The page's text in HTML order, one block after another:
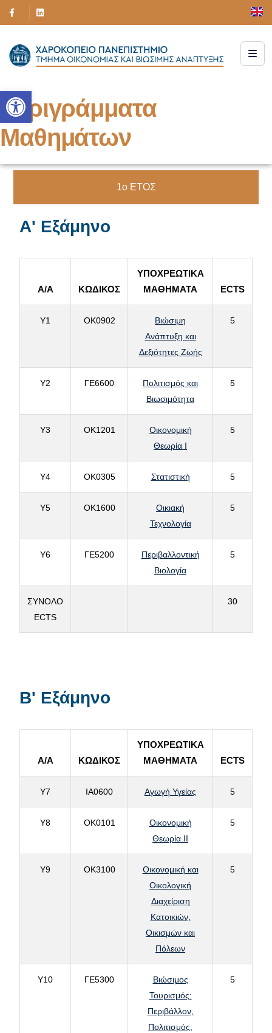
Ανοίξτε τη γραμμή εργαλείων
Περιγράμματα
Μαθημάτων
1ο ΕΤΟΣ
Α' Εξάμηνο
Α/Α ΚΩΔΙΚΟΣ
ΥΠΟΧΡΕΩΤΙΚΑ
ΜΑΘΗΜΑΤΑ
ECTS
Υ1 ΟΚ0902
Βιώσιμη
Ανάπτυξη και
Δεξιότητες Ζωής
5
Υ2 ΓΕ6600
Πολιτισμός και
Βιωσιμότητα
5
Υ3 ΟΚ1201
Οικονομική
Θεωρία Ι
5
Υ4 ΟΚ0305 Στατιστική 5
Υ5 ΟΚ1600
Οικιακή
Τεχνολογία
5
Υ6 ΓΕ5200
Περιβαλλοντική
Βιολογία
5
ΣΥΝΟΛΟ
ECTS
30
Β' Εξάμηνο
Α/Α ΚΩΔΙΚΟΣ
ΥΠΟΧΡΕΩΤΙΚΑ
ΜΑΘΗΜΑΤΑ
ECTS
Υ7 ΙΑ0600 Αγωγή Υγείας 5
Υ8 ΟΚ0101
Οικονομική
Θεωρία ΙΙ
5
Υ9 ΟΚ3100
Οικονομική και
Οικολογική
Διαχείριση
Κατοικιών,
Οικισμών και
Πόλεων
5
Υ10 ΓΕ5300
Βιώσιμος
Τουρισμός:
Περιβάλλον,
Πολιτισμός,
5